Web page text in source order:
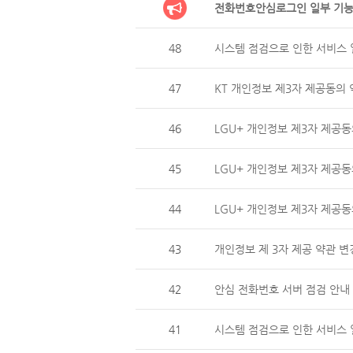
전화번호안심로그인 일부 기
48 시스템 점검으로 인한 서비
47 KT 개인정보 제3자 제공동의
46 LGU+ 개인정보 제3자 제
45 LGU+ 개인정보 제3자 제공
44 LGU+ 개인정보 제3자 제
43 개인정보 제 3자 제공 약관 변
42 안심 전화번호 서버 점검 안
41 시스템 점검으로 인한 서비스